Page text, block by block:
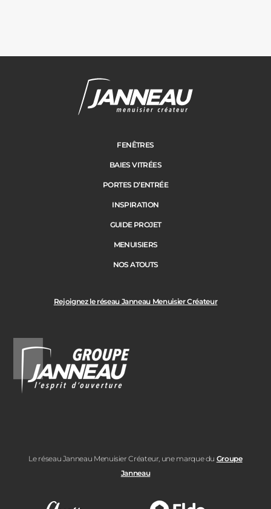
Rejoignez le réseau Janneau Menuisier Créateur
Le réseau Janneau Menuisier Créateur, une marque du Groupe
Janneau
FENÊTRES
BAIES VITRÉES
PORTES D’ENTRÉE
INSPIRATION
GUIDE PROJET
MENUISIERS
NOS ATOUTS